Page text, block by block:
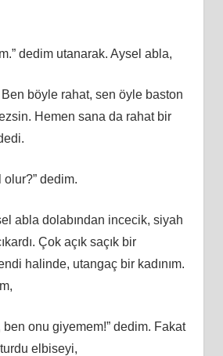
dedim utanarak. Aysel abla,
böyle rahat, sen öyle baston
Hemen sana da rahat bir
olur?” dedim.
abla dolabından incecik, siyah
Çok açık saçık bir
halinde, utangaç bir kadınım.
ben onu giyemem!” dedim. Fakat
elbiseyi,